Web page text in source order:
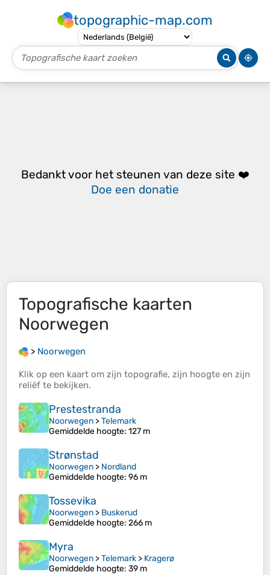
topographic-map.com
Bedankt voor het steunen van deze site ❤️
Doe een donatie
Topografische kaarten
Noorwegen
> Noorwegen
Klik op een kaart om zijn topografie, zijn hoogte en zijn
reliëf te bekijken.
Prestestranda
Noorwegen >Telemark
Gemiddelde hoogte: 127 m
Strønstad
Noorwegen > Nordland
Gemiddelde hoogte: 96 m
Tossevika
Noorwegen > Buskerud
Gemiddelde hoogte: 266 m
Myra
Noorwegen >Telemark > Kragerø
Gemiddelde hoogte: 39 m